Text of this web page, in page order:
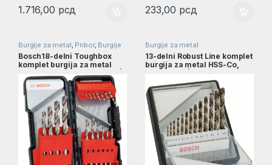
1.716,00 рсд 233,00 рсд
Burgije za metal, Pribor, Burgije
Bosch18-delni Toughbox
komplet burgija za metal
HSS-G DIN 338 od 1–10 mm |
2607019578
Burgije za metal
13-delni Robust Line komplet
burgija za metal HSS-Co,